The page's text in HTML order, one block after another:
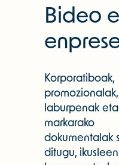
Bideo
Korporatiboak,
laburpenak eta
markarako
dokumentalak
ditugu,